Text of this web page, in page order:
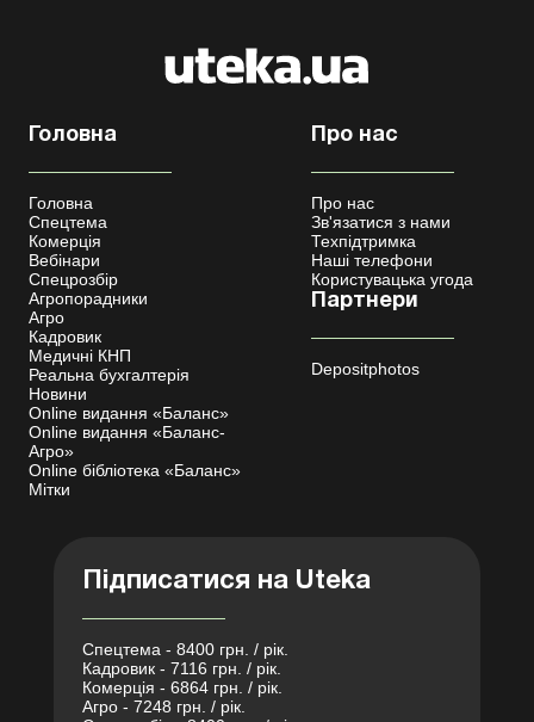
Головна
Головна
Спецтема
Комерція
Вебінари
Спецрозбір
Агропорадники
Агро
Кадровик
Медичні КНП
Реальна бухгалтерія
Новини
Online видання «Баланс»
Online видання «Баланс-
Агро»
Online бібліотека «Баланс»
Мітки
Про нас
Про нас
Зв'язатися з нами
Техпідтримка
Наші телефони
Користувацька угода
Партнери
Depositphotos
Підписатися на Uteka
Спецтема - 8400 грн. / рік.
Кадровик - 7116 грн. / рік.
Комерція - 6864 грн. / рік.
Агро - 7248 грн. / рік.